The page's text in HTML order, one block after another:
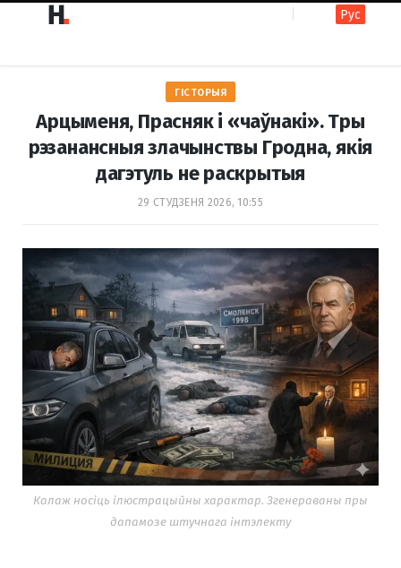
c
b
o
o
k
s
g
a
Рус
ГІСТОРЫЯ
Арцыменя, Прасняк і «чаўнакі». Тры
рэзанансныя злачынствы Гродна, якія
дагэтуль не раскрытыя
29 СТУДЗЕНЯ 2026, 10:55
Калаж носіць ілюстрацыйны характар. Згенераваны пры
дапамозе штучнага інтэлекту